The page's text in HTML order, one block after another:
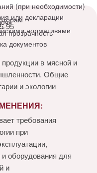
(при необходимости)
или декларации
нормативами
прозрачность
документов
95
в мясной и
Общие
и экологии
требования
при
оборудования для
и